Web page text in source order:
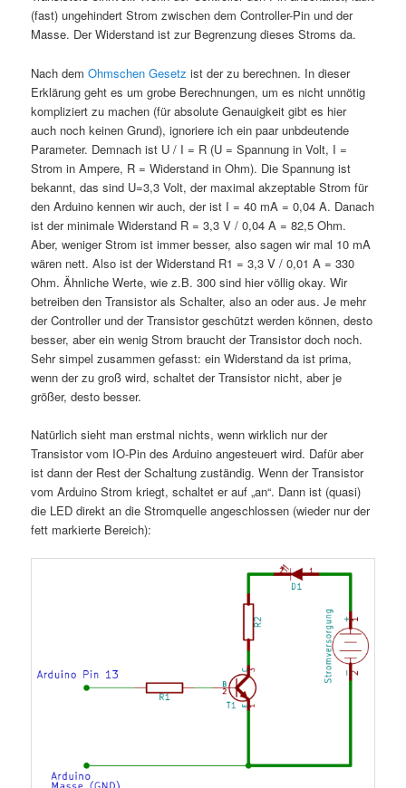
(fast) ungehindert Strom zwischen dem Controller-Pin und der
Masse. Der Widerstand ist zur Begrenzung dieses Stroms da.
Nach demOhmschen Gesetz ist der zu berechnen. In dieser
Erklärung geht es um grobe Berechnungen, um es nicht unnötig
kompliziert zu machen (für absolute Genauigkeit gibt es hier
auch noch keinen Grund), ignoriere ich ein paar unbdeutende
Parameter. Demnach ist U / I = R (U = Spannung in Volt, I =
Strom in Ampere, R = Widerstand in Ohm). Die Spannung ist
bekannt, das sind U=3,3 Volt, der maximal akzeptable Strom für
den Arduino kennen wir auch, der ist I = 40 mA = 0,04 A. Danach
ist der minimale Widerstand R = 3,3 V / 0,04 A = 82,5 Ohm.
Aber, weniger Strom ist immer besser, also sagen wir mal 10 mA
wären nett. Also ist der Widerstand R1 = 3,3 V / 0,01 A = 330
Ohm. Ähnliche Werte, wie z.B. 300 sind hier völlig okay. Wir
betreiben den Transistor als Schalter, also an oder aus. Je mehr
der Controller und der Transistor geschützt werden können, desto
besser, aber ein wenig Strom braucht der Transistor doch noch.
Sehr simpel zusammen gefasst: ein Widerstand da ist prima,
wenn der zu groß wird, schaltet der Transistor nicht, aber je
größer, desto besser.
Natürlich sieht man erstmal nichts, wenn wirklich nur der
Transistor vom IO-Pin des Arduino angesteuert wird. Dafür aber
ist dann der Rest der Schaltung zuständig. Wenn der Transistor
vom Arduino Strom kriegt, schaltet er auf „an“. Dann ist (quasi)
die LED direkt an die Stromquelle angeschlossen (wieder nur der
fett markierte Bereich):